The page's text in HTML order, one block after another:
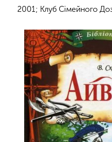
2001; Клуб Сімейного